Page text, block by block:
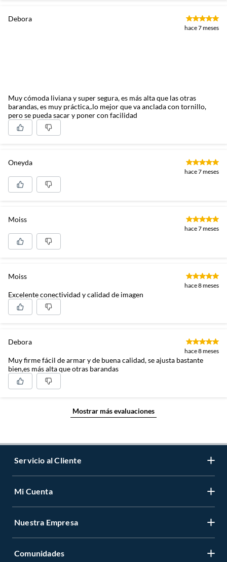
Debora
hace 7 meses
Muy cómoda liviana y super segura, es más alta que las otras
barandas, es muy práctica,.lo mejor que va anclada con tornillo,
pero se pueda sacar y poner con facilidad
Oneyda
hace 7 meses
Moiss
hace 7 meses
Moiss
hace 8 meses
Excelente conectividad y calidad de imagen
Debora
hace 8 meses
Muy firme fácil de armar y de buena calidad, se ajusta bastante
bien,es más alta que otras barandas
Mostrar más evaluaciones
Servicio al Cliente
Contáctanos
Tiendas y horarios
Mi Cuenta
Registrate
Nuestra Empresa
Sobre Nosotros
Comunidades